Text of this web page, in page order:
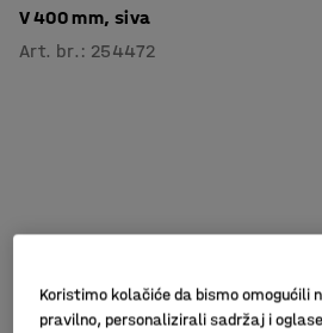
V 400 mm, siva
Art. br. : 254472
Koristimo kolačiće da bismo omogućili
pravilno, personalizirali sadržaj i